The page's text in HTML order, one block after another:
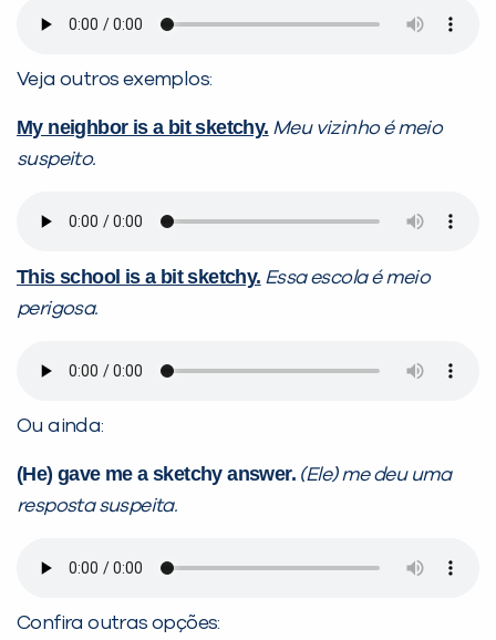
Veja outros exemplos:
My neighbor is a bit sketchy. Meu vizinho é meio
suspeito.
This school is a bit sketchy. Essa escola é meio
perigosa.
Ou ainda:
(He) gave me a sketchy answer. (Ele) me deu uma
resposta suspeita.
Confira outras opções: